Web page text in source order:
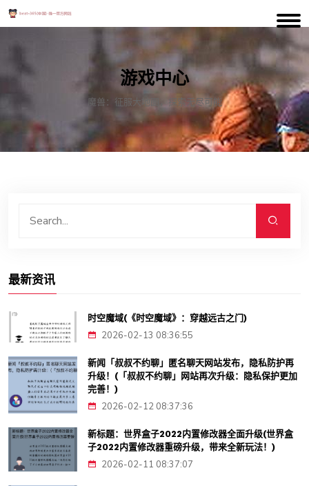
游戏中心
魔兽：征服大地图，探索无尽可能
最新资讯
时空魔域(《时空魔域》：穿越远古之门)
2026-02-13 08:36:55
新闻「叔叔不约聊」匿名聊天网站发布，隐私防护再
升级！(「叔叔不约聊」网站再次升级：隐私保护更加
完善！)
2026-02-12 08:37:36
新标题：世界盒子2022内置修改器全面升级(世界盒
子2022内置修改器重磅升级，带来全新玩法！)
2026-02-11 08:37:07